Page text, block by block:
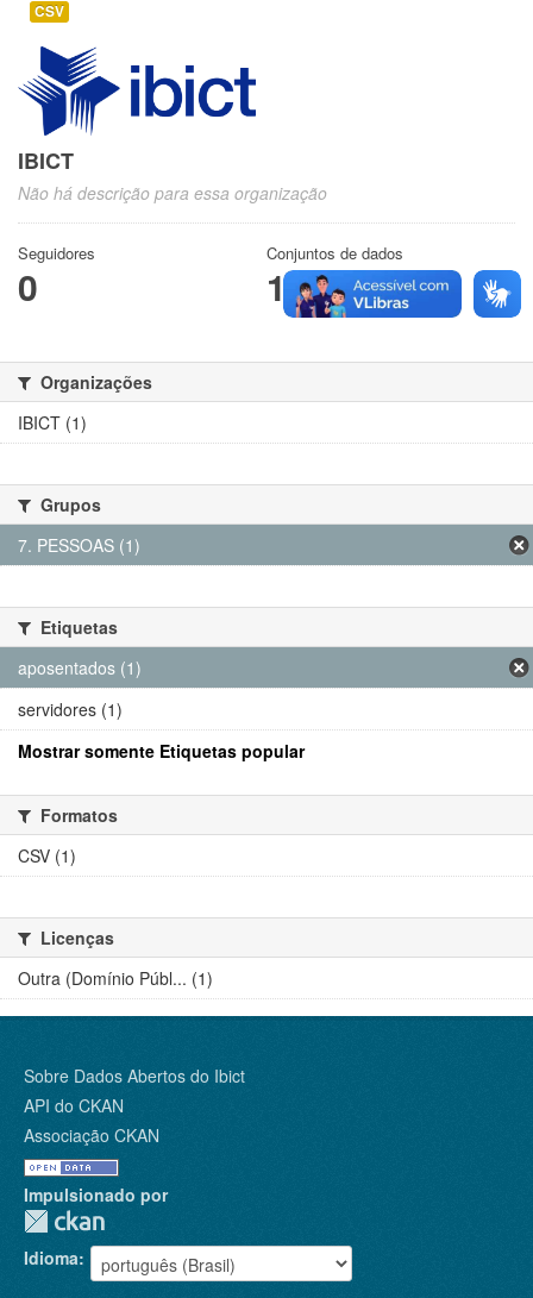
CSV
IBICT
Não há descrição para essa organização
Seguidores
0
Conjuntos de dados
1
Organizações
IBICT (1)
Grupos
7. PESSOAS (1)
Etiquetas
aposentados (1)
servidores (1)
Mostrar somente Etiquetas popular
Formatos
CSV (1)
Licenças
Outra (Domínio Públ... (1)
Sobre Dados Abertos do Ibict
API do CKAN
Associação CKAN
Impulsionado por
Idioma